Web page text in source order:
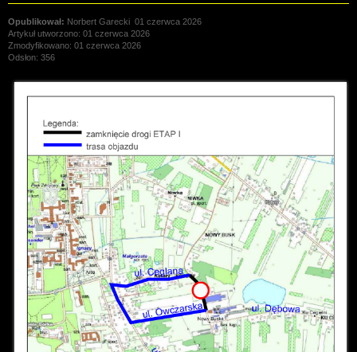
Norbert Garecki 01 czerwca 2026
Artykuł utworzono: 01 czerwca 2026
Zmodyfikowano: 01 czerwca 2026
Odsłon: 356